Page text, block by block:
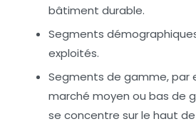
bâtiment durable.
Segments
exploités.
Segments de gamme, par
marché moyen ou bas de
se concentre sur le haut